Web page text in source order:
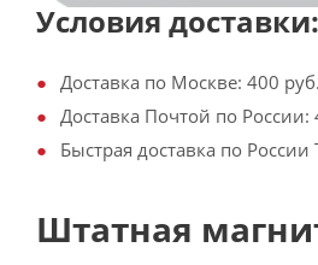
Условия доставки:
Доставка по Москве: 400 руб.
Доставка Почтой по России:
Быстрая доставка по
Штатная